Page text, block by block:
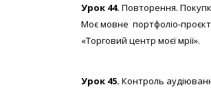
Урок 44. Повторення.
Моє мовне портфоліо-проєкт
«Торговий центр моєї мрії».
Урок 45. Контроль